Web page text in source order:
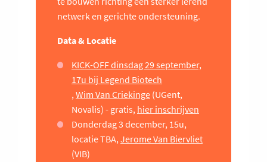
netwerk en gerichte ondersteuning.
Data & Locatie
KICK-OFF dinsdag 29 september,
17u bij Legend Biotech
,Wim Van Criekinge (UGent,
Novalis) - gratis, hier inschrijven
Donderdag 3 december, 15u,
locatie TBA,Jerome Van Biervliet
(VIB)